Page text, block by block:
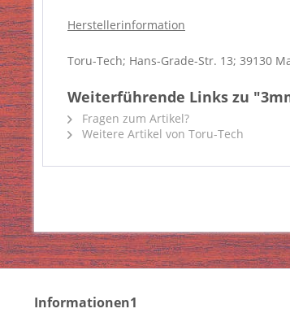
Herstellerinformation
Toru-Tech; Hans-Grade-Str. 13; 39130
Weiterführende Links zu
Fragen zum Artikel?
Weitere Artikel von Toru-Tech
Informationen1